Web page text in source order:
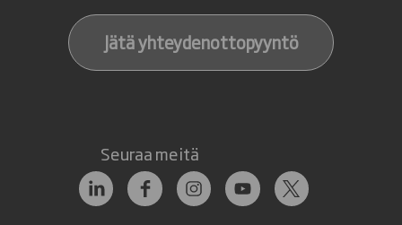
Jätä yhteydenottopyyntö
Seuraa meitä